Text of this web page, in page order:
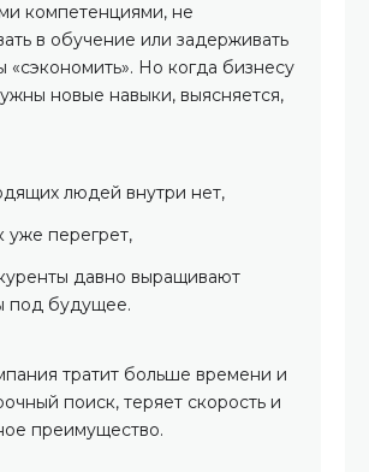
компетенциями, не
в обучение или задерживать
«сэкономить». Но когда бизнесу
новые навыки, выясняется,
людей внутри нет,
уже перегрет,
давно выращивают
под будущее.
тратит больше времени и
поиск, теряет скорость и
преимущество.